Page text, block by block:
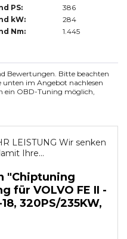
PS:
386
kW:
284
Nm:
1.445
Bewertungen. Bitte beachten
unten im Angebot nachlesen
ein OBD-Tuning möglich,
LEISTUNG Wir senken
Ihre...
"Chiptuning
für VOLVO FE II -
320PS/235KW,